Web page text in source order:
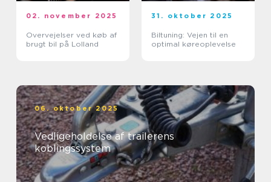
02. november 2025
Overvejelser ved køb af
brugt bil på Lolland
31. oktober 2025
Biltuning: Vejen til en
optimal køreoplevelse
06. oktober 2025
Vedligeholdelse af trailerens
koblingssystem